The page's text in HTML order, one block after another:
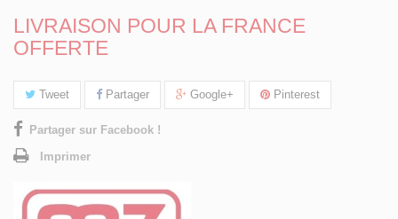
LIVRAISON POUR LA FRANCE
OFFERTE
Tweet Partager Google+ Pinterest
Partager sur Facebook !
Imprimer